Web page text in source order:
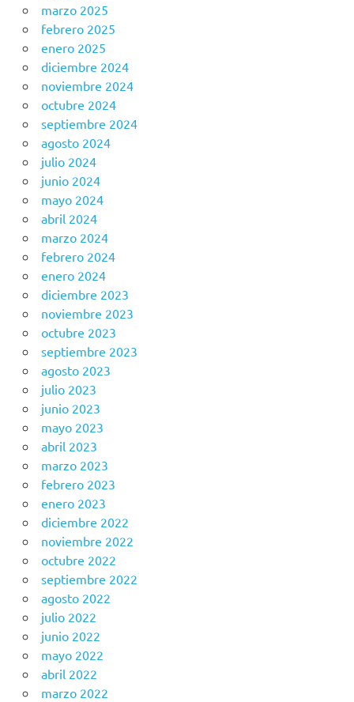
marzo 2025
febrero 2025
enero 2025
diciembre 2024
noviembre 2024
octubre 2024
septiembre 2024
agosto 2024
julio 2024
junio 2024
mayo 2024
abril 2024
marzo 2024
febrero 2024
enero 2024
diciembre 2023
noviembre 2023
octubre 2023
septiembre 2023
agosto 2023
julio 2023
junio 2023
mayo 2023
abril 2023
marzo 2023
febrero 2023
enero 2023
diciembre 2022
noviembre 2022
octubre 2022
septiembre 2022
agosto 2022
julio 2022
junio 2022
mayo 2022
abril 2022
marzo 2022